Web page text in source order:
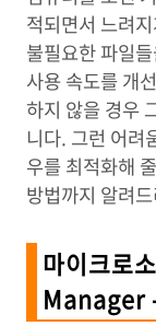
적되면서 느려
불필요한 파일
사용 속도를 개
하지 않을 경우
니다. 그런 어려
우를 최적화해
방법까지 알려
마이크로
Manager